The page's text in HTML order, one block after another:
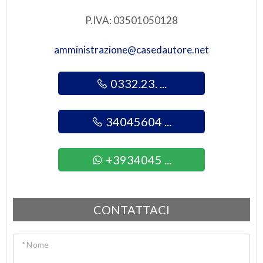
P.IVA: 03501050128
amministrazione@casedautore.net
0332.23. ...
34045604 ...
+3934045 ...
CONTATTACI
* Nome
Balcone/Terrazzo
Ascensore